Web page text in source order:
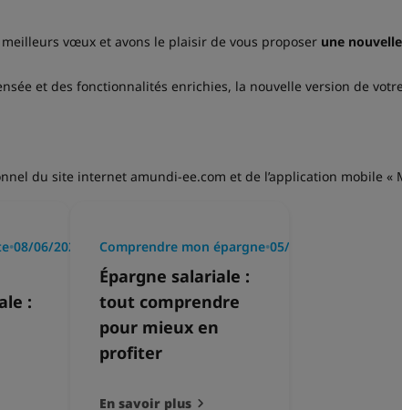
vœux et avons le plaisir de vous proposer une
et des fonctionnalités enrichies, la nouvelle version de
du site internet amundi-ee.com et de l’application mobile «
•08/06/2026
:
Comprendre mon épargne•05/06/2026
Épargne salariale :
tout comprendre
pour mieux en
profiter
En savoir plus